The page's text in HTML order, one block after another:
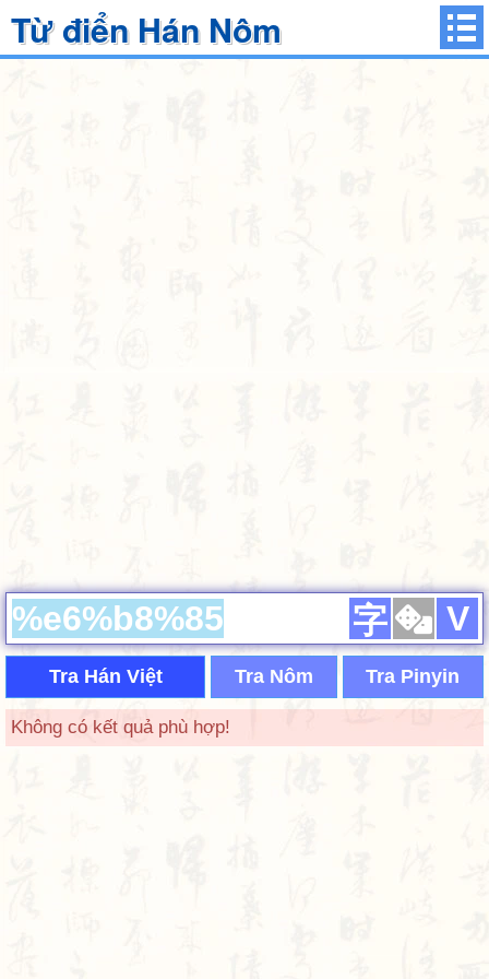
Từ điển Hán Nôm
字 V
Tra Hán Việt Tra Nôm Tra Pinyin
Không có kết quả phù hợp!